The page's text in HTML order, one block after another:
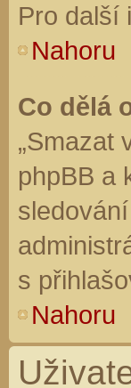
Pro další
Nahoru
Co dělá
„Smazat
phpBB a
s
Nahoru